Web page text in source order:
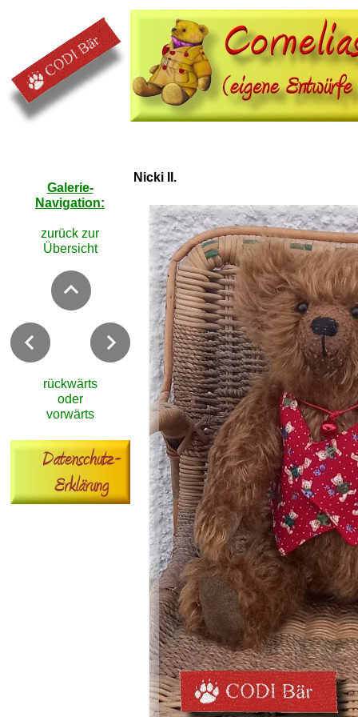
Galerie-
Navigation:
zurück zur
Übersicht
rückwärts
oder
vorwärts
Nicki II.